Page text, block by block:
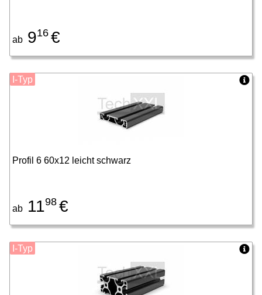
ab 916 €
Profil 6 60x12 leicht schwarz
ab 1198 €
I-Typ
I-Typ